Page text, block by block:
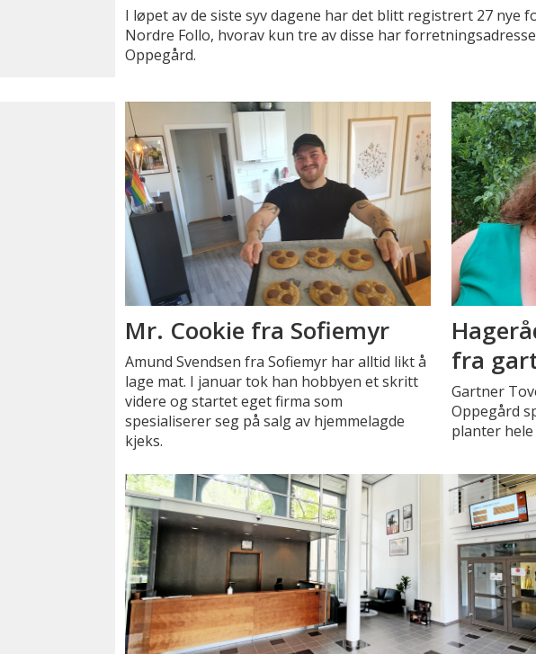
I løpet av de siste syv dagene har det blitt registrert 27 nye
Nordre Follo, hvorav kun tre av disse har
Oppegård.
Mr. Cookie fra Sofiemyr
Amund Svendsen fra Sofiemyr har alltid likt å
lage mat. I januar tok han hobbyen et skritt
videre og startet eget firma som
spesialiserer seg på salg av hjemmelagde
kjeks.
fra
Gartner
Oppegård
planter